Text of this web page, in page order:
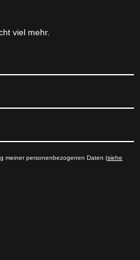
viel mehr.
meiner personenbezogenen Daten (siehe